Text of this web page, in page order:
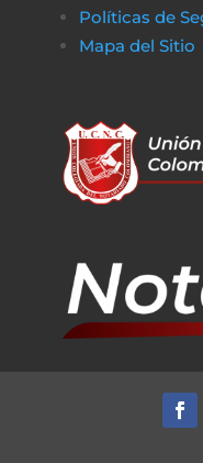
Políticas de
Mapa del Sitio